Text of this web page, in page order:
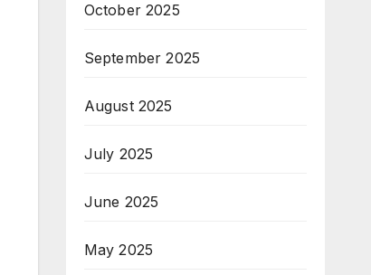
October 2025
September 2025
August 2025
July 2025
June 2025
May 2025